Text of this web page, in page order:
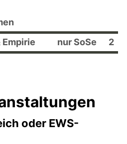
Empirie nur SoSe 2
oder EWS-